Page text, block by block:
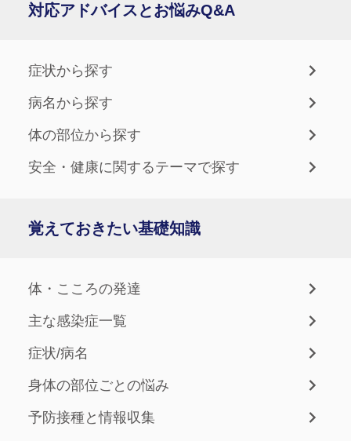
対応アドバイスとお悩みQ&A
症状から探す
病名から探す
体の部位から探す
安全・健康に関するテーマで探す
覚えておきたい基礎知識
体・こころの発達
主な感染症一覧
症状/病名
身体の部位ごとの悩み
予防接種と情報収集